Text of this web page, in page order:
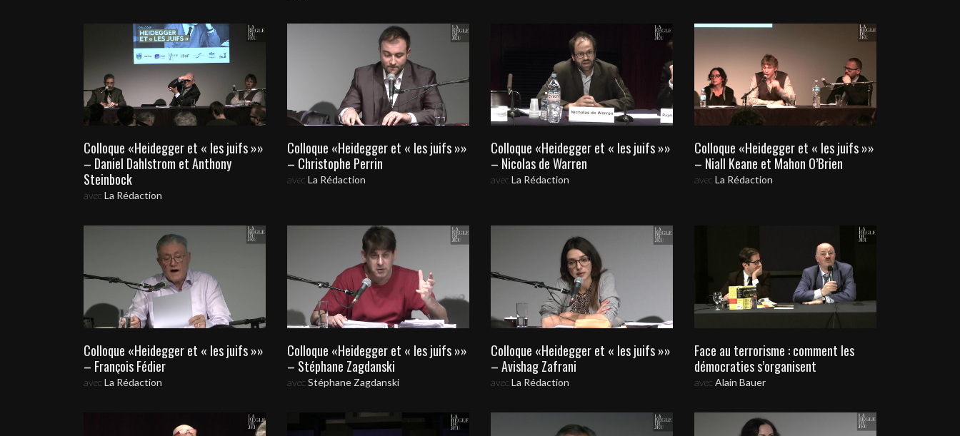
Colloque «Heidegger et « les juifs »»
– Daniel Dahlstrom et Anthony
Steinbock
avec La Rédaction
Colloque «Heidegger et « les juifs »»
– Christophe Perrin
avec La Rédaction
Colloque «Heidegger et « les juifs »»
– Nicolas de Warren
avec La Rédaction
Colloque «Heidegger et « les juifs »»
– Niall Keane et Mahon O’Brien
avec La Rédaction
Colloque «Heidegger et « les juifs »»
– François Fédier
avec La Rédaction
Colloque «Heidegger et « les juifs »»
– Stéphane Zagdanski
avec Stéphane Zagdanski
Colloque «Heidegger et « les juifs »»
– Avishag Zafrani
avec La Rédaction
Face au terrorisme : comment les
démocraties s’organisent
avec Alain Bauer